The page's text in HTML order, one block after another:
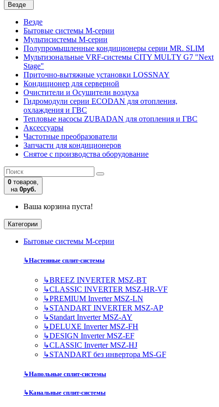
Везде
Везде
Бытовые системы M-серии
Мультисистемы M-серии
Полупромышленные кондиционеры серии MR. SLIM
Мультизональные VRF-системы CITY MULTY G7 "Next
Stage"
Приточно-вытяжные установки LOSSNAY
Кондиционер для серверной
Очистители и Осушители воздуха
Гидромодули серии ECODAN для отопления,
охлаждения и ГВС
Тепловые насосы ZUBADAN для отопления и ГВС
Аксесcуары
Частотные преобразователи
Запчасти для кондиционеров
Снятое с производства оборудование
0 товаров,
на 0руб.
Ваша корзина пуста!
Категории
Бытовые системы M-серии
↳Настенные сплит-системы
↳BREEZ INVERTER MSZ-BT
↳CLASSIC INVERTER MSZ-HR-VF
↳PREMIUM Inverter MSZ-LN
↳STANDART INVERTER MSZ-AP
↳Standart Inverter MSZ-AY
↳DELUXE Inverter MSZ-FH
↳DESIGN Inverter MSZ-EF
↳CLASSIC Inverter MSZ-HJ
↳STANDART без инвертора MS-GF
↳Напольные сплит-системы
↳Канальные сплит-системы